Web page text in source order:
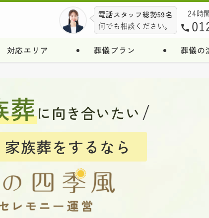
対応エリア 葬儀プラン 葬儀の
電話スタッフ総勢59名
何でも相談ください。
24時
葬に向き合いたい
族葬をするなら